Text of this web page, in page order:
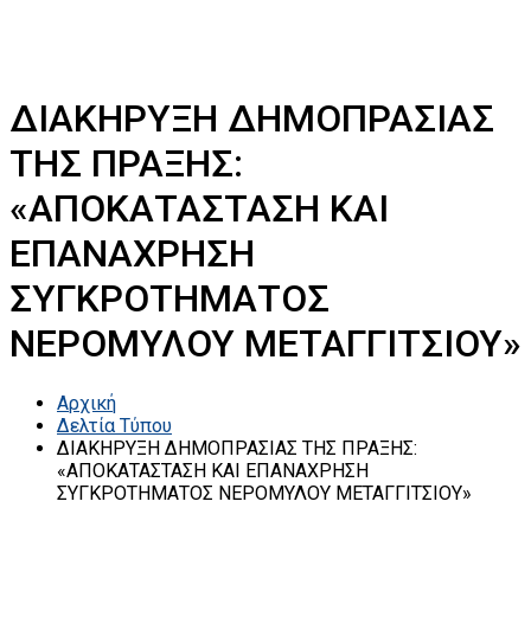
ΔΙΑΚΗΡΥΞΗ ΔΗΜΟΠΡΑΣΙΑΣ
ΤΗΣ ΠΡΑΞΗΣ:
«ΑΠΟΚΑΤΑΣΤΑΣΗ ΚΑΙ
ΕΠΑΝΑΧΡΗΣΗ
ΣΥΓΚΡΟΤΗΜΑΤΟΣ
ΝΕΡΟΜΥΛΟΥ ΜΕΤΑΓΓΙΤΣΙΟΥ»
Αρχική
Δελτία Τύπου
ΔΙΑΚΗΡΥΞΗ ΔΗΜΟΠΡΑΣΙΑΣ ΤΗΣ ΠΡΑΞΗΣ:
«ΑΠΟΚΑΤΑΣΤΑΣΗ ΚΑΙ ΕΠΑΝΑΧΡΗΣΗ
ΣΥΓΚΡΟΤΗΜΑΤΟΣ ΝΕΡΟΜΥΛΟΥ ΜΕΤΑΓΓΙΤΣΙΟΥ»